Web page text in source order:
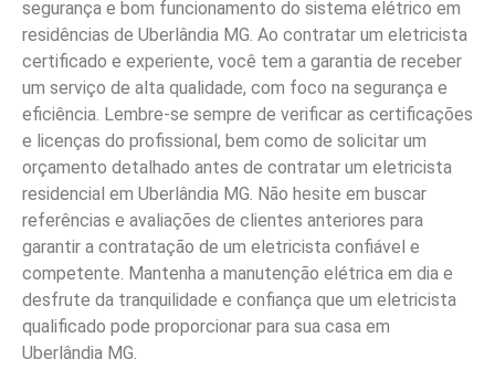
segurança e bom funcionamento do sistema elétrico em
residências de Uberlândia MG. Ao contratar um eletricista
certificado e experiente, você tem a garantia de receber
um serviço de alta qualidade, com foco na segurança e
eficiência. Lembre-se sempre de verificar as certificações
e licenças do profissional, bem como de solicitar um
orçamento detalhado antes de contratar um eletricista
residencial em Uberlândia MG. Não hesite em buscar
referências e avaliações de clientes anteriores para
garantir a contratação de um eletricista confiável e
competente. Mantenha a manutenção elétrica em dia e
desfrute da tranquilidade e confiança que um eletricista
qualificado pode proporcionar para sua casa em
Uberlândia MG.